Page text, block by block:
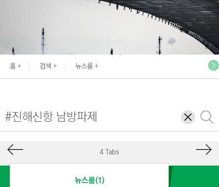
E
N
N
E
I
N
홈 검색 뉴스룸
삭
제
검
색
4 Tabs
뉴스룸(1)